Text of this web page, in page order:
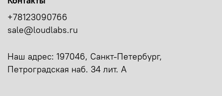
+78123090766
sale@loudlabs.ru
Наш адрес: 197046, Санкт-Петербург,
Петроградская наб. 34 лит. А